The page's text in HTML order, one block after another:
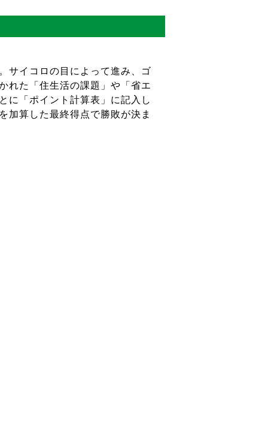
サイコロの目によって進み、ゴ
れた「住生活の課題」や「省エ
に「ポイント計算表」に記入し
加算した最終得点で勝敗が決ま